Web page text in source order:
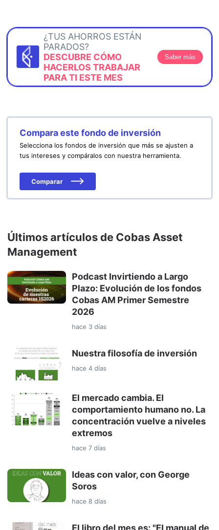
¿TUS AHORROS ESTÁN
PARADOS?
DESCUBRE CÓMO
HACERLOS TRABAJAR
PARA TI ESTE MES
Saber más
Compara este fondo de inversión
Selecciona los fondos de inversión que más se ajusten a
tus intereses y compáralos con nuestra herramienta.
Comparar
Últimos artículos de Cobas Asset
Management
Podcast Invirtiendo a Largo
Plazo: Evolución de los fondos
Cobas AM Primer Semestre
2026
hace 3 días
Nuestra filosofía de inversión
hace 4 días
El mercado cambia. El
comportamiento humano no. La
concentración vuelve a niveles
extremos
hace 7 días
Ideas con valor, con George
Soros
hace 8 días
El libro del mes es: "El manual de